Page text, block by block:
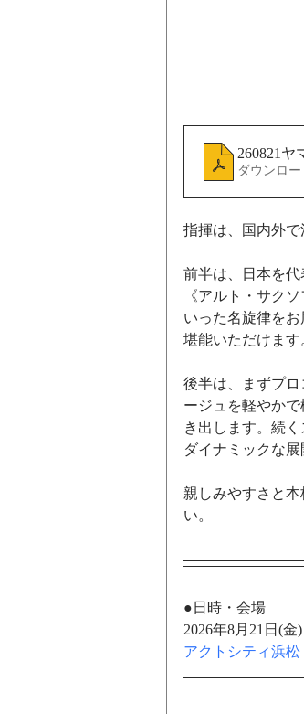
260821ヤ
ダウンロー
指揮は、国内外で
前半は、日本を
《アルト・サク
いった名旋律を
堪能いただけます
後半は、まずプ
ージュを軽やか
き出します。続
ダイナミックな
親しみやすさと
い。
●日時・会場
2026年8月21日(金
アクトシティ浜